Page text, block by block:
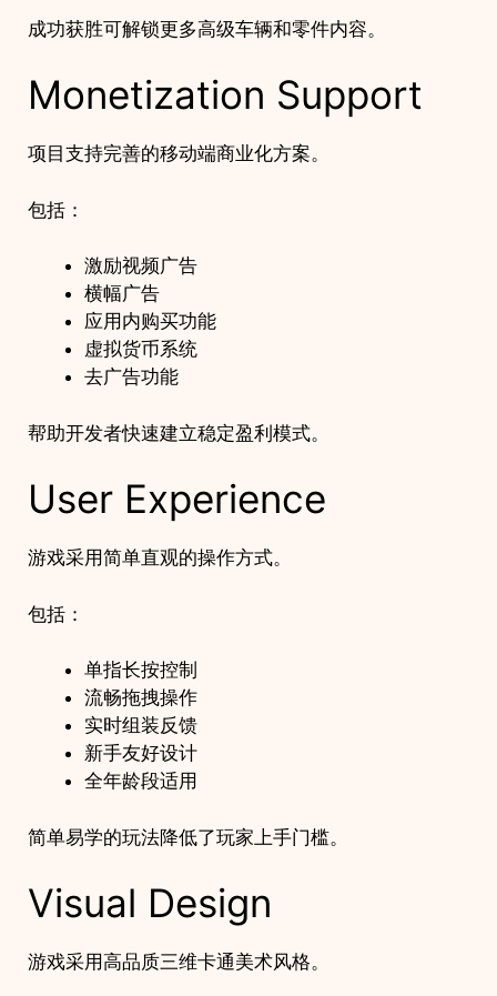
成功获胜可解锁更多高级车辆和零件内容。
Monetization Support
项目支持完善的移动端商业化方案。
包括：
激励视频广告
横幅广告
应用内购买功能
虚拟货币系统
去广告功能
帮助开发者快速建立稳定盈利模式。
User Experience
游戏采用简单直观的操作方式。
包括：
单指长按控制
流畅拖拽操作
实时组装反馈
新手友好设计
全年龄段适用
简单易学的玩法降低了玩家上手门槛。
Visual Design
游戏采用高品质三维卡通美术风格。